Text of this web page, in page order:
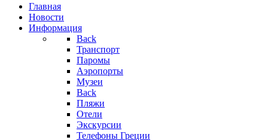
Главная
Новости
Информация
Back
Транспорт
Паромы
Аэропорты
Музеи
Back
Пляжи
Отели
Экскурсии
Телефоны Греции